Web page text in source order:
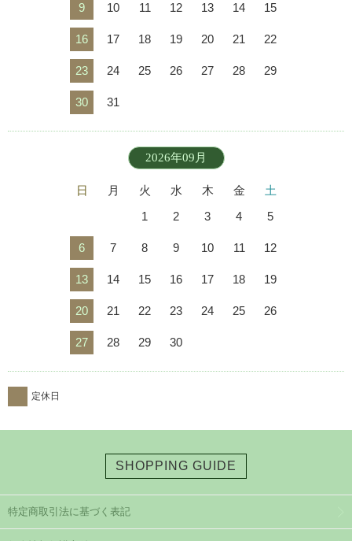
9 10 11 12 13 14 15
16 17 18 19 20 21 22
23 24 25 26 27 28 29
30 31
2026年09月
日 月 火 水 木 金
土
1
2 3 4 5
6 7 8 9 10 11 12
13 14 15 16 17 18 19
20 21 22 23 24 25 26
27 28 29 30
定休日
SHOPPING GUIDE
特定商取引法に基づく表記